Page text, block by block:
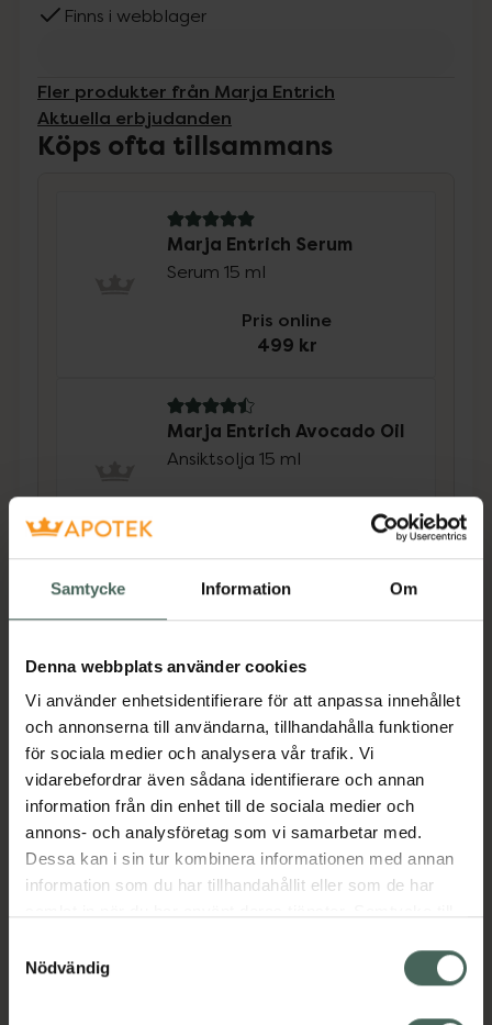
Samtycke Information Om
Denna webbplats använder cookies
Vi använder enhetsidentifierare för att anpassa innehållet
och annonserna till användarna, tillhandahålla funktioner
för sociala medier och analysera vår trafik. Vi
vidarebefordrar även sådana identifierare och annan
information från din enhet till de sociala medier och
annons- och analysföretag som vi samarbetar med.
Dessa kan i sin tur kombinera informationen med annan
information som du har tillhandahållit eller som de har
återkalla ditt samtycke via webbplatsens
cookieinställningar. Ett återkallat samtycke påverkar inte
lagligheten av behandling som skett innan återkallelsen.
Nödvändig
Finns i webblager
Fler produkter från Marja Entrich
Aktuella erbjudanden
Köps ofta tillsammans
5 av 5 i omdöme
Marja Entrich Serum
Serum 15 ml
Pris online
499 kr
4.5 av 5 i omdöme
Marja Entrich Avocado Oil
Ansiktsolja 15 ml
Köp båda för 848 kr
Köp båda
Beskrivning Dölj
Ett mycket potent ansiktsserum med
hyaluronsyra som ger suverän återfuktning,
gör huden fyllig, silkeslen och strålande. De
återfuktande molekylerna hjälper huden att
behålla fukt. För alla hudtyper, perfekt för torr
Jämförpris